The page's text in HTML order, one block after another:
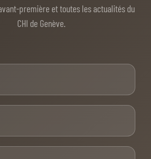
première et toutes les actualités du
CHI de Genève.